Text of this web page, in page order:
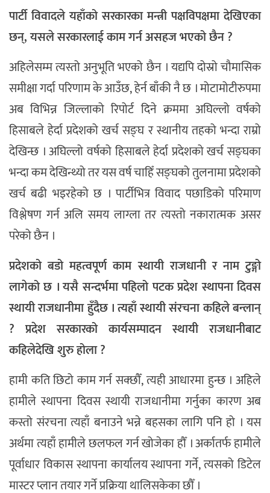
पार्टी विवादले यहाँको सरकारका मन्त्री पक्षविपक्षमा देखिएका
छन्, यसले सरकारलाई काम गर्न असहज भएको छैन ?
अहिलेसम्म त्यस्तो अनुभूति भएको छैन । यद्यपि दोस्रो चौमासिक
समीक्षा गर्दा परिणाम के आउँछ, हेर्न बाँकी नै छ । मोटामोटीरुपमा
अब विभिन्न जिल्लाको रिपोर्ट दिने क्रममा अघिल्लो वर्षको
हिसाबले हेर्दा प्रदेशको खर्च सङ्घ र स्थानीय तहको भन्दा राम्रो
देखिन्छ । अघिल्लो वर्षको हिसाबले हेर्दा प्रदेशको खर्च सङ्घका
भन्दा कम देखिन्थ्यो तर यस वर्ष चाहिँ सङ्घको तुलनामा प्रदेशको
खर्च बढी भइरहेको छ । पार्टीभित्र विवाद पछाडिको परिमाण
विश्लेषण गर्न अलि समय लाग्ला तर त्यस्तो नकारात्मक असर
परेको छैन ।
प्रदेशको बडो महत्वपूर्ण काम स्थायी राजधानी र नाम टुङ्गो
लागेको छ । यसै सन्दर्भमा पहिलो पटक प्रदेश स्थापना दिवस
स्थायी राजधानीमा हुँदैछ । त्यहाँ स्थायी संरचना कहिले बन्लान्
? प्रदेश सरकारको कार्यसम्पादन स्थायी राजधानीबाट
कहिलेदेखि शुरु होला ?
हामी कति छिटो काम गर्न सक्छौँ, त्यही आधारमा हुन्छ । अहिले
हामीले स्थापना दिवस स्थायी राजधानीमा गर्नुका कारण अब
कस्तो संरचना त्यहाँ बनाउने भन्ने बहसका लागि पनि हो । यस
अर्थमा त्यहाँ हामीले छलफल गर्न खोजेका हौँ । अर्कातर्फ हामीले
पूर्वाधार विकास स्थापना कार्यालय स्थापना गर्ने, त्यसको डिटेल
मास्टर प्लान तयार गर्ने प्रक्रिया थालिसकेका छौँ ।